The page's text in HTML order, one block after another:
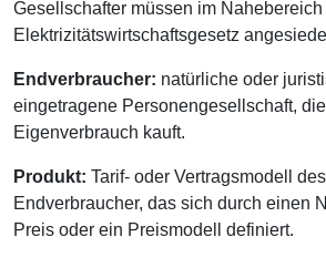
Gesellschafter müssen im
Elektrizitätswirtschaftsgesetz
Endverbraucher: natürliche oder
eingetragene Personengesellschaft,
Eigenverbrauch kauft.
Produkt: Tarif- oder Vertragsmodell
Endverbraucher, das sich durch einen
Preis oder ein Preismodell definiert.